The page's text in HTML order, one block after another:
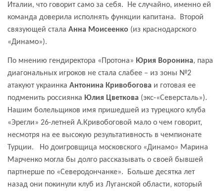
Италии, что говорит само за себя.
Не случайно, именно ей
команда доверила исполнять функции капитана.
Второй
связующей стала Анна Моисеенко (из краснодарского
«Динамо»).
По мнению гендиректора «Протона» Юрия Воронина, пара
диагональных игроков не стала слабее – из зоны №2
атакуют украинка Антонина Кривобогова и готовая ее
подменить россиянка Юлия Цветкова (экс-«Северсталь»).
Нашим болельщиков имя пришедшей из турецкого клуба
«Эрегли» 26-летней А.Кривобоговой мало о чем говорит,
несмотря на ее высокую результативность в чемпионате
Турции.
Но доигровщица московского «Динамо» Марина
Марченко могла бы долго рассказывать о своей бывшей
партнерше по «Северодончанке».
Больше десятка лет
назад они покинули клуб из Луганской области, который